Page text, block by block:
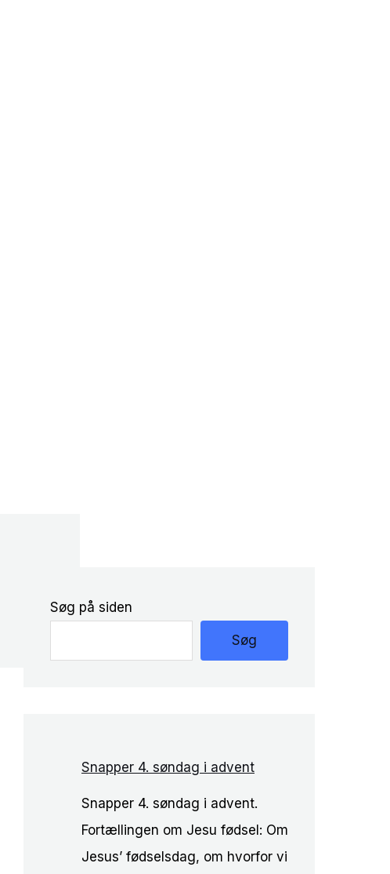
Søg på siden
Søg
Snapper 4. søndag i advent
Snapper 4. søndag i advent.
Fortællingen om Jesu fødsel: Om
Jesus’ fødselsdag, om hvorfor vi